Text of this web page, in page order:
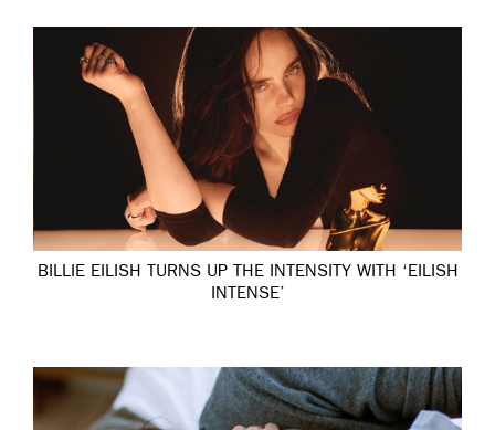
BILLIE EILISH TURNS UP THE INTENSITY WITH ‘EILISH
INTENSE’